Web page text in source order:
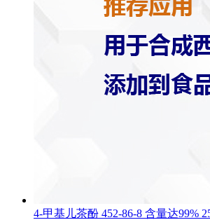
4-甲基儿茶酚 452-86-8 含量达99%